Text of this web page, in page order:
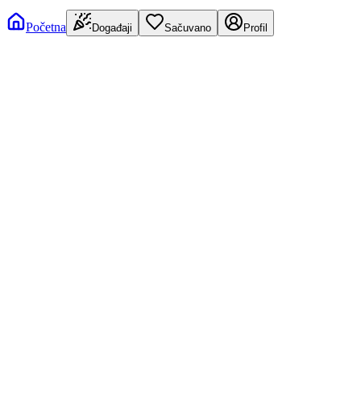
Početna Događaji Sačuvano Profil